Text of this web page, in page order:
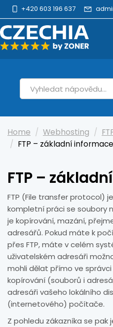
+420 603 196 637
Home Webhosting
FTP – základní informace
FTP –
FTP (File transfer protocol)
kompletní práci se soubory
je kopírování, mazání,
adresářů. Pokud máte k
přes FTP, máte v celém
uživatelském adresáři
mohli dělat přímo ve
kopírování (souborů i
adresáři vašeho lokálního
(internetového) počítače.
Z pohledu zákazníka se